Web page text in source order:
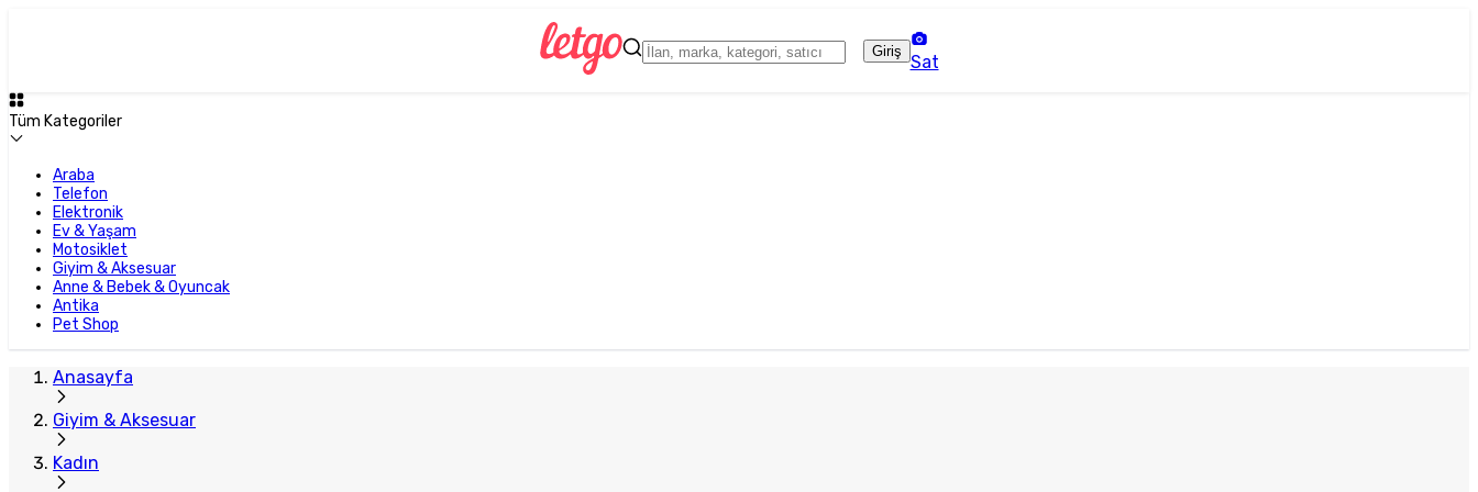
Giriş
Sat
Tüm Kategoriler
Araba
Telefon
Elektronik
Ev & Yaşam
Motosiklet
Giyim & Aksesuar
Anne & Bebek & Oyuncak
Antika
Pet Shop
Anasayfa
Giyim & Aksesuar
Kadın